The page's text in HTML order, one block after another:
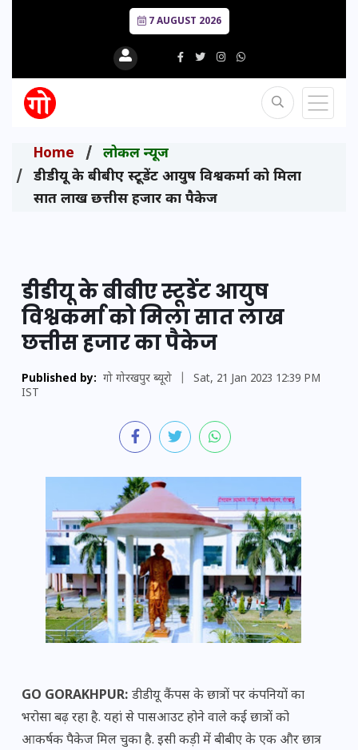
7 AUGUST 2026
Home
लोकल न्यूज
डीडीयू के बीबीए स्टूडेंट आयुष विश्वकर्मा को मिला
सात लाख छत्तीस हजार का पैकेज
डीडीयू के बीबीए स्टूडेंट आयुष
विश्वकर्मा को मिला सात लाख
छत्तीस हजार का पैकेज
Published by: गो गोरखपुर ब्यूरो
Sat, 21 Jan 2023 12:39 PM
IST
GO GORAKHPUR: डीडीयू कैंपस के छात्रों पर कंपनियों का
भरोसा बढ़ रहा है. यहां से पासआउट होने वाले कई छात्रों को
आकर्षक पैकेज मिल चुका है. इसी कड़ी में बीबीए के एक और छात्र